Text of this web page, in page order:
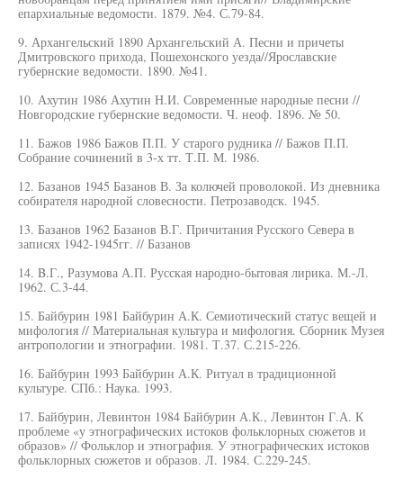
епархиальные ведомости. 1879. №4. С.79-84.
9. Архангельский 1890 Архангельский А. Песни и причеты
Дмитровского прихода, Пошехонского уезда//Ярославские
губернские ведомости. 1890. №41.
10. Ахутин 1986 Ахутин Н.И. Современные народные песни //
Новгородские губернские ведомости. Ч. неоф. 1896. № 50.
11. Бажов 1986 Бажов П.П. У старого рудника // Бажов П.П.
Собрание сочинений в 3-х тт. Т.П. М. 1986.
12. Базанов 1945 Базанов В. За колючей проволокой. Из дневника
собирателя народной словесности. Петрозаводск. 1945.
13. Базанов 1962 Базанов В.Г. Причитания Русского Севера в
записях 1942-1945гг. // Базанов
14. B.Г., Разумова А.П. Русская народно-бытовая лирика. М.-Л.
1962. С.3-44.
15. Байбурин 1981 Байбурин А.К. Семиотический статус вещей и
мифология // Материальная культура и мифология. Сборник Музея
антропологии и этнографии. 1981. Т.37. С.215-226.
16. Байбурин 1993 Байбурин А.К. Ритуал в традиционной
культуре. СПб.: Наука. 1993.
17. Байбурин, Левинтон 1984 Байбурин А.К., Левинтон Г.А. К
проблеме «у этнографических истоков фольклорных сюжетов и
образов» // Фольклор и этнография. У этнографических истоков
фольклорных сюжетов и образов. Л. 1984. С.229-245.